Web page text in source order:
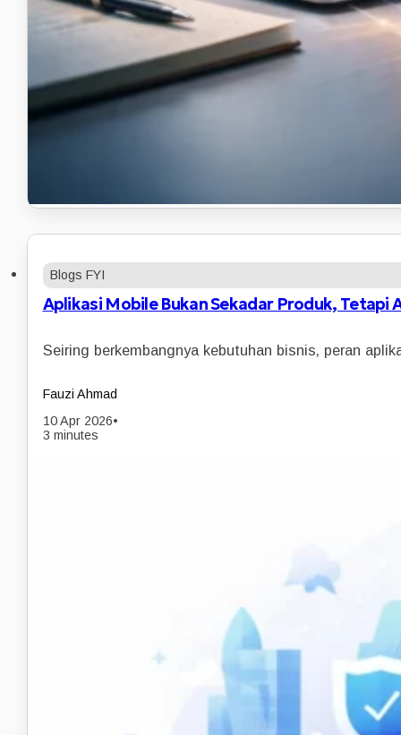
Blogs FYI
Aplikasi Mobile Bukan Sekadar Produk, Tetapi
Seiring berkembangnya kebutuhan bisnis, peran
Fauzi Ahmad
10 Apr 2026•
3 minutes